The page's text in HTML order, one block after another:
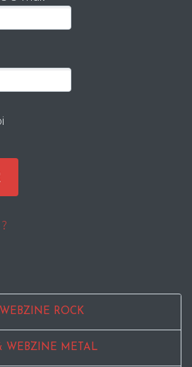
ROCK
WEBZINE METAL